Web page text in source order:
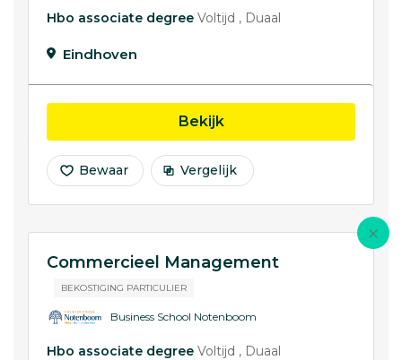
Hbo associate degree Voltijd Duaal
Eindhoven
Bekijkopleiding Commercieel
Bewaar Vergelijk
Commercieel Management
BEKOSTIGING PARTICULIER
Business School Notenboom
Hbo associate degree Voltijd Duaal